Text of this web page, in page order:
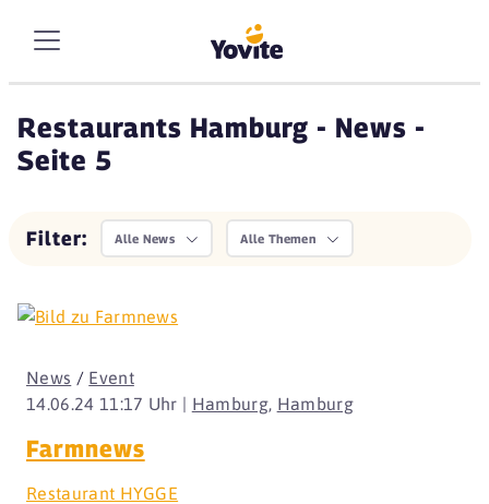
Restaurants Hamburg - News -
Seite 5
Filter: Alle News Alle Themen
14.06.24 11:17 Uhr | Hamburg, Hamburg
News / Event
Farmnews
Restaurant HYGGE